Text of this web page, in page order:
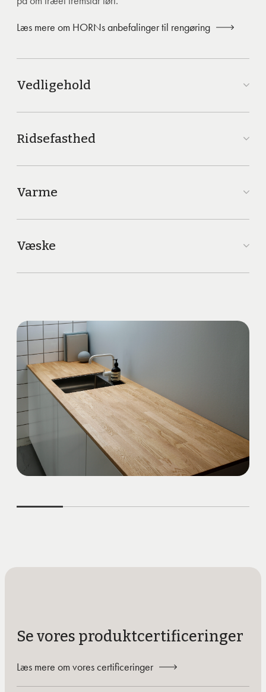
Læs mere om HORNs anbefalinger til rengøring
Vedligehold
Ridsefasthed
Varme
Væske
Se vores produktcertificeringer
Læs mere om vores certificeringer